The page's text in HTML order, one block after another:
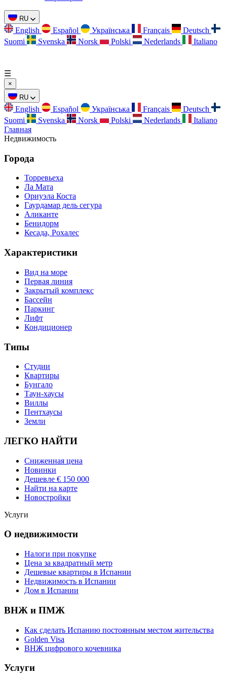
RU
English Español Українська Français
Deutsch
Suomi
Svenska Norsk Polski Nederlands Italiano
☰
×
RU
English Español Українська Français
Deutsch
Suomi
Svenska Norsk Polski Nederlands
Italiano
Главная
Недвижимость
Города
Торревьеха
Ла Мата
Ориуэла Коста
Гаурдамар дель сегура
Аликанте
Бенидорм
Кесада, Рохалес
Характеристики
Вид на море
Первая линия
Закрытый комплекс
Бассейн
Паркинг
Лифт
Кондиционер
Типы
Студии
Квартиры
Бунгало
Таун-хаусы
Виллы
Пентхаусы
Земли
ЛЕГКО НАЙТИ
Сниженная цена
Новинки
Дешевле € 150 000
Найти на карте
Новостройки
Услуги
О недвижимости
Налоги при покупке
Цена за квадратный метр
Дешевые квартиры в Испании
Hедвижимость в Испании
Дом в Испании
ВНЖ и ПМЖ
Как сделать Испанию постоянным местом жительства
Golden Visa
ВНЖ цифрового кочевника
Услуги